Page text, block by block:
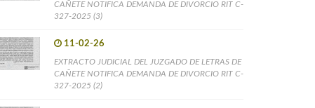
CAÑETE NOTIFICA DEMANDA DE DIVORCIO RIT C-
327-2025 (3)
11-02-26
EXTRACTO JUDICIAL DEL JUZGADO DE LETRAS DE
CAÑETE NOTIFICA DEMANDA DE DIVORCIO RIT C-
327-2025 (2)